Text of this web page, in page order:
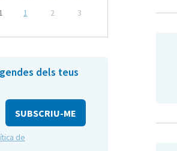
1 2 3
dels teus
de